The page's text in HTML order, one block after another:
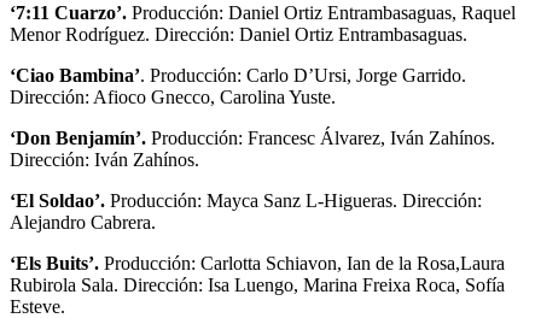
‘7:11 Cuarzo’. Producción: Daniel Ortiz Entrambasaguas, Raquel
Menor Rodríguez. Dirección: Daniel Ortiz Entrambasaguas.
‘Ciao Bambina’. Producción: Carlo D’Ursi, Jorge Garrido.
Dirección: Afioco Gnecco, Carolina Yuste.
‘Don Benjamín’. Producción: Francesc Álvarez, Iván Zahínos.
Dirección: Iván Zahínos.
‘El Soldao’. Producción: Mayca Sanz L-Higueras. Dirección:
Alejandro Cabrera.
‘Els Buits’. Producción: Carlotta Schiavon, Ian de la Rosa,Laura
Rubirola Sala. Dirección: Isa Luengo, Marina Freixa Roca, Sofía
Esteve.